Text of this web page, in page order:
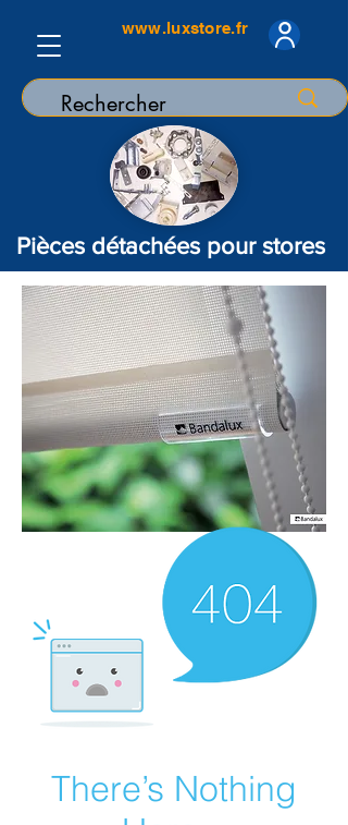
www.luxstore.fr
Pièces détachées pour stores
There’s Nothing